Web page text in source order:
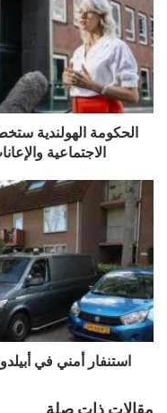
المواطنين
بحقهم
في
المساعدات
الاجتماعية
والإعانات
مثيرة
للجدل
الحكومة الهولندية
الاجتماعية
استنفار
أمني
في
أبيلدورن
بعد
العثور
على
جثة
داخل
منزلاستنفار أمني في